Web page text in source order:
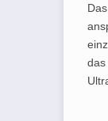
das